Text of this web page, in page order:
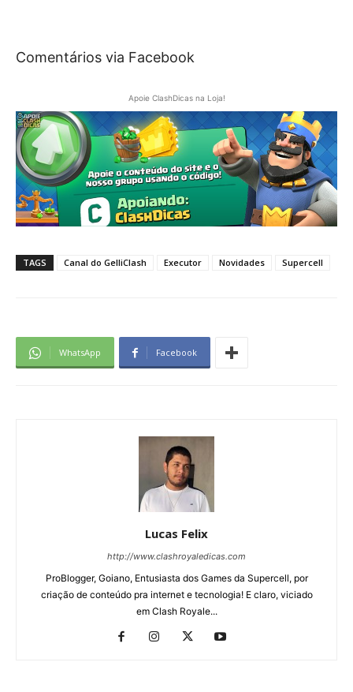
Comentários via Facebook
Apoie ClashDicas na Loja!
TAGS Canal do GelliClash Executor Novidades Supercell
WhatsApp Facebook
Lucas Felix
http://www.clashroyaledicas.com
ProBlogger, Goiano, Entusiasta dos Games da Supercell, por
criação de conteúdo pra internet e tecnologia! E claro, viciado
em Clash Royale...